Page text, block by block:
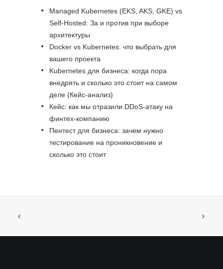
Managed Kubernetes (EKS, AKS, GKE) vs
Self-Hosted: За и против при выборе
архитектуры
Docker vs Kubernetes: что выбрать для
вашего проекта
Kubernetes для бизнеса: когда пора
внедрять и сколько это стоит на самом
деле (Кейс-анализ)
Кейс: как мы отразили DDoS-атаку на
финтех-компанию
Пентест для бизнеса: зачем нужно
тестирование на проникновение и
сколько это стоит